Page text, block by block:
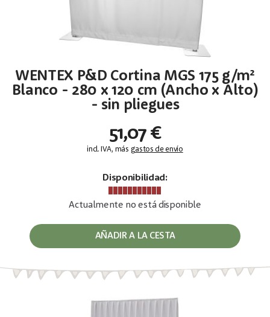
WENTEX P&D Cortina MGS 175 g/m²
Blanco - 280 x 120 cm (Ancho x Alto)
- sin pliegues
51,07 €
incl. IVA, más gastos de envío
Disponibilidad:
Actualmente no está disponible
AÑADIR A LA CESTA